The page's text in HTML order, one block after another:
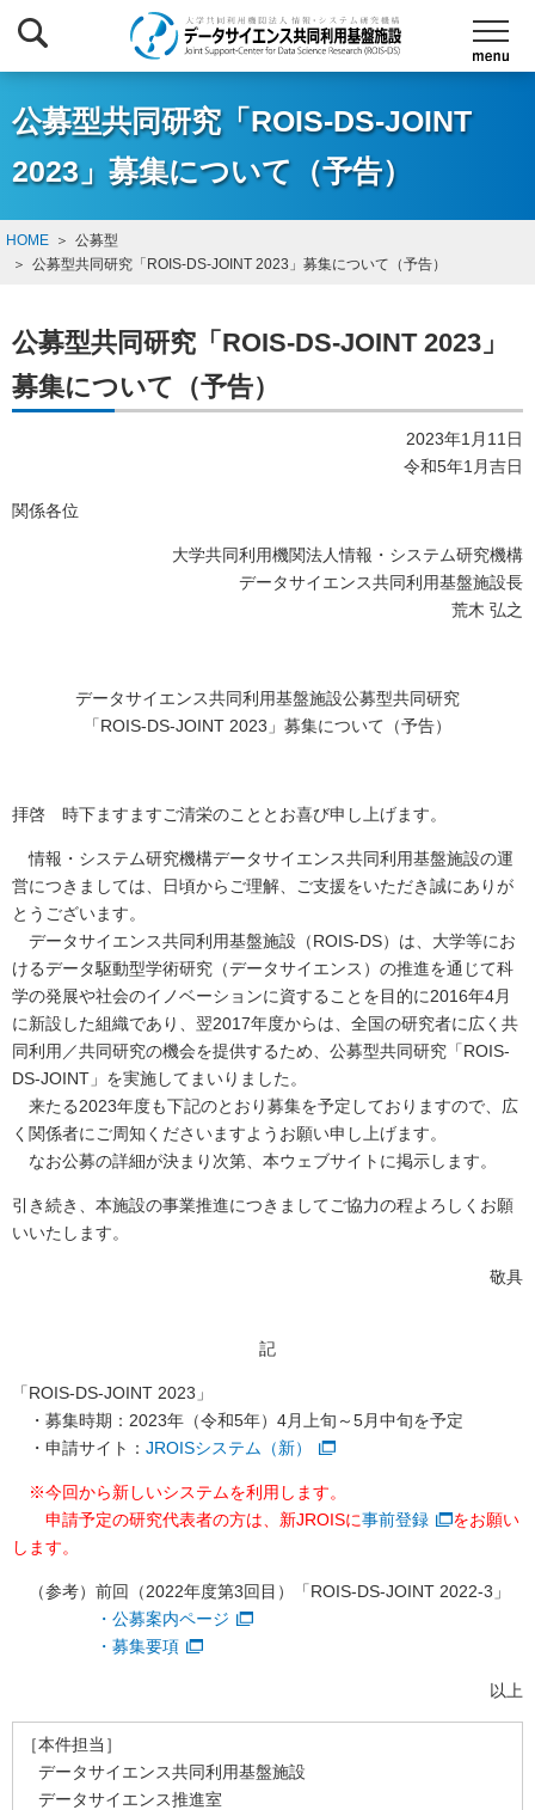
公募型共同研究「ROIS-DS-JOINT
2023」募集について（予告）
HOME
公募型
公募型共同研究「ROIS-DS-JOINT 2023」募集について（予告）
公募型共同研究「ROIS-DS-JOINT 2023」
募集について（予告）
2023年1月11日
令和5年1月吉日
関係各位
大学共同利用機関法人情報・システム研究機構
データサイエンス共同利用基盤施設長
荒木 弘之
データサイエンス共同利用基盤施設公募型共同研究
「ROIS-DS-JOINT 2023」募集について（予告）
拝啓 時下ますますご清栄のこととお喜び申し上げます。
情報・システム研究機構データサイエンス共同利用基盤施設の運
営につきましては、日頃からご理解、ご支援をいただき誠にありが
とうございます。
データサイエンス共同利用基盤施設（ROIS-DS）は、大学等にお
けるデータ駆動型学術研究（データサイエンス）の推進を通じて科
学の発展や社会のイノベーションに資することを目的に2016年4月
に新設した組織であり、翌2017年度からは、全国の研究者に広く共
同利用／共同研究の機会を提供するため、公募型共同研究「ROIS-
DS-JOINT」を実施してまいりました。
来たる2023年度も下記のとおり募集を予定しておりますので、広
く関係者にご周知くださいますようお願い申し上げます。
なお公募の詳細が決まり次第、本ウェブサイトに掲示します。
引き続き、本施設の事業推進につきましてご協力の程よろしくお願
いいたします。
敬具
記
「ROIS-DS-JOINT 2023」
・募集時期：2023年（令和5年）4月上旬～5月中旬を予定
・申請サイト： JROISシステム（新）
※今回から新しいシステムを利用します。
申請予定の研究代表者の方は、新JROISに事前登録
をお願い
します。
（参考）前回（2022年度第3回目）「ROIS-DS-JOINT 2022-3」
・公募案内ページ
・募集要項
以上
［本件担当］
データサイエンス共同利用基盤施設
データサイエンス推進室